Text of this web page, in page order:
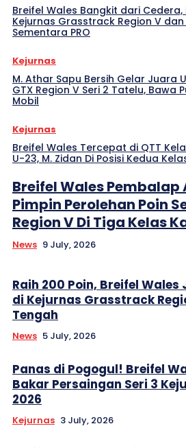
Breifel Wales Bangkit dari Cedera,
Kejurnas Grasstrack Region V
Sementara PRO
Kejurnas
M. Athar Sapu Bersih Gelar Juara
GTX Region V Seri 2 Tatelu, Bawa
Mobil
Kejurnas
Breifel Wales Tercepat di QTT
U-23, M. Zidan Di Posisi Kedua
Breifel Wales
Pimpin Perolehan Poin
Region V Di Tiga Kelas
News 9 July, 2026
Raih 200 Poin, Breifel
di Kejurnas Grasstrack
Tengah
News 5 July, 2026
Panas di Pogogul! Breifel
Bakar Persaingan Seri 3
2026
Kejurnas 3 July, 2026